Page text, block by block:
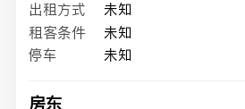
出租方式
未知
租客条件
未知
停车
未知
房东